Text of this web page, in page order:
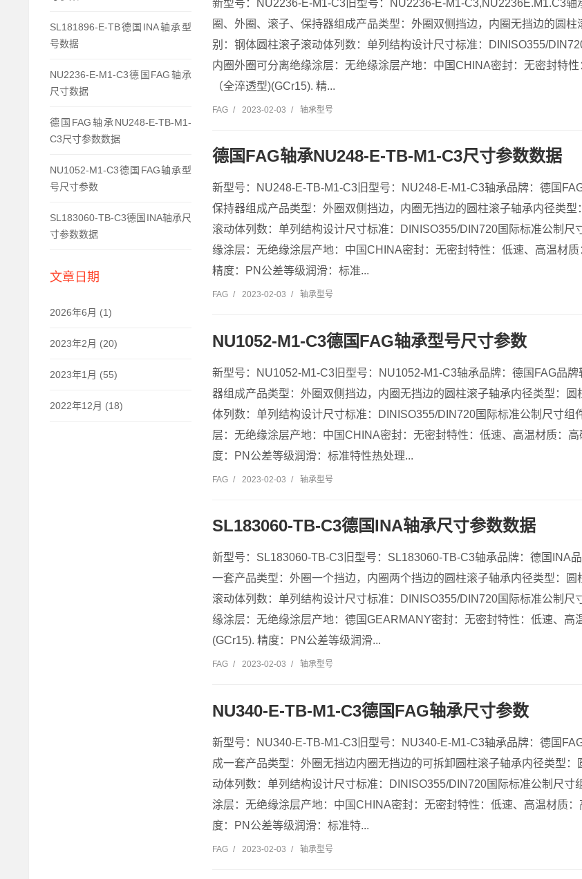
SL181896-E-TB德国INA轴承型
号数据
NU2236-E-M1-C3德国FAG轴承
尺寸数据
德国FAG轴承NU248-E-TB-M1-
C3尺寸参数数据
NU1052-M1-C3德国FAG轴承型
号尺寸参数
SL183060-TB-C3德国INA轴承尺
寸参数数据
文章日期
2026年6月 (1)
2023年2月 (20)
2023年1月 (55)
2022年12月 (18)
新型号：NU2236-E-M1-C3旧型号：NU2236-E-M1-C3,NU2236E.M1.C3轴
圈、外圈、滚子、保持器组成产品类型：外圈双侧挡边，内圈无挡边的圆
别：钢体圆柱滚子滚动体列数：单列结构设计尺寸标准：DINISO355/
内圈外圈可分离绝缘涂层：无绝缘涂层产地：中国CHINA密封：无密封特
（全淬透型)(GCr15). 精...
FAG / 2023-02-03 / 轴承型号
德国FAG轴承NU248-E-TB-M1-C3尺寸参数数据
新型号：NU248-E-TB-M1-C3旧型号：NU248-E-M1-C3轴承品牌：德国
保持器组成产品类型：外圈双侧挡边，内圈无挡边的圆柱滚子轴承内径类
滚动体列数：单列结构设计尺寸标准：DINISO355/DIN720国际标准公制尺
缘涂层：无绝缘涂层产地：中国CHINA密封：无密封特性：低速、高温材
精度：PN公差等级润滑：标准...
FAG / 2023-02-03 / 轴承型号
NU1052-M1-C3德国FAG轴承型号尺寸参数
新型号：NU1052-M1-C3旧型号：NU1052-M1-C3轴承品牌：德国FAG品
器组成产品类型：外圈双侧挡边，内圈无挡边的圆柱滚子轴承内径类型：
体列数：单列结构设计尺寸标准：DINISO355/DIN720国际标准公制尺寸组
层：无绝缘涂层产地：中国CHINA密封：无密封特性：低速、高温材质：
度：PN公差等级润滑：标准特性热处理...
FAG / 2023-02-03 / 轴承型号
SL183060-TB-C3德国INA轴承尺寸参数数据
新型号：SL183060-TB-C3旧型号：SL183060-TB-C3轴承品牌：德国INA
一套产品类型：外圈一个挡边，内圈两个挡边的圆柱滚子轴承内径类型：
滚动体列数：单列结构设计尺寸标准：DINISO355/DIN720国际标准公制尺
缘涂层：无绝缘涂层产地：德国GEARMANY密封：无密封特性：低速、高
(GCr15). 精度：PN公差等级润滑...
FAG / 2023-02-03 / 轴承型号
NU340-E-TB-M1-C3德国FAG轴承尺寸参数
新型号：NU340-E-TB-M1-C3旧型号：NU340-E-M1-C3轴承品牌：德国
成一套产品类型：外圈无挡边内圈无挡边的可拆卸圆柱滚子轴承内径类型
动体列数：单列结构设计尺寸标准：DINISO355/DIN720国际标准公制尺寸
涂层：无绝缘涂层产地：中国CHINA密封：无密封特性：低速、高温材质
度：PN公差等级润滑：标准特...
FAG / 2023-02-03 / 轴承型号